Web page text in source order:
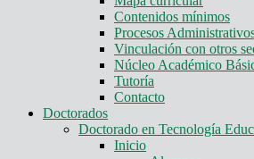
Contenidos mínimos
Procesos
Vinculación con otros
Núcleo Académico
Tutoría
Contacto
Doctorados
Doctorado en Tecnología
Inicio